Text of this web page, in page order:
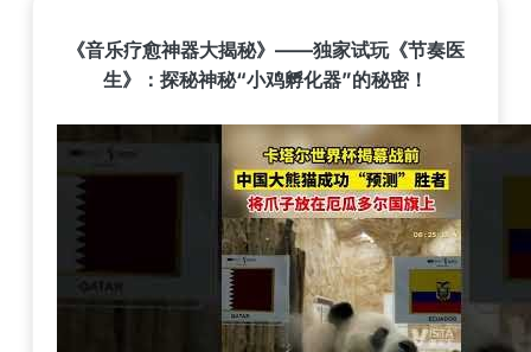
《音乐疗愈神器大揭秘》——独家试玩《节奏医
生》：探秘神秘“小鸡孵化器”的秘密！